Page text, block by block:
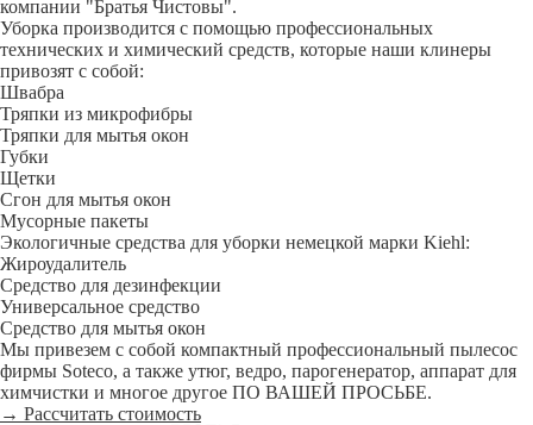
компании "Братья Чистовы".
Уборка производится с помощью профессиональных
технических и химический средств, которые наши клинеры
привозят с собой:
Швабра
Тряпки из микрофибры
Тряпки для мытья окон
Губки
Щетки
Сгон для мытья окон
Мусорные пакеты
Экологичные средства для уборки немецкой марки Kiehl:
Жироудалитель
Средство для дезинфекции
Универсальное средство
Средство для мытья окон
Мы привезем с собой компактный профессиональный пылесос
фирмы Soteco, а также утюг, ведро, парогенератор, аппарат для
химчистки и многое другое ПО ВАШЕЙ ПРОСЬБЕ.
→ Рассчитать стоимость